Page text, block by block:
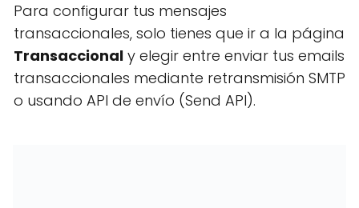
Para configurar tus mensajes
transaccionales, solo tienes que ir a la página
Transaccional y elegir entre enviar tus emails
transaccionales mediante retransmisión SMTP
o usando API de envío (Send API).